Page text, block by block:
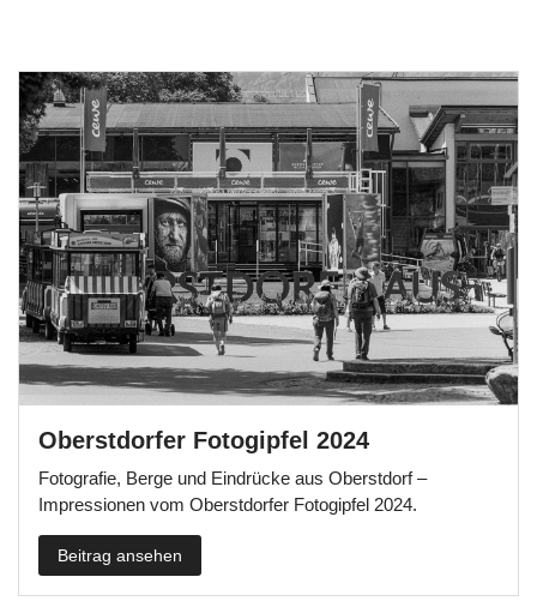
Oberstdorfer Fotogipfel 2024
Fotografie, Berge und Eindrücke aus Oberstdorf –
Impressionen vom Oberstdorfer Fotogipfel 2024.
Beitrag ansehen